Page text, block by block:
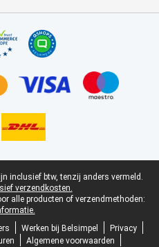
inclusief btw, tenzij anders vermeld.
verzendkosten.
alle producten of verzendmethoden:
Werken bij Belsimpel
Privacy
Algemene voorwaarden